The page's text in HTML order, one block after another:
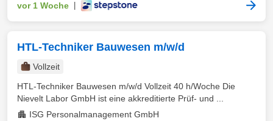
vor 1 Woche
HTL-Techniker Bauwesen m/w/d
Vollzeit
HTL-Techniker Bauwesen m/w/d Vollzeit 40 h/Woche Die
Nievelt Labor GmbH ist eine akkreditierte Prüf- und ...
ISG Personalmanagement GmbH